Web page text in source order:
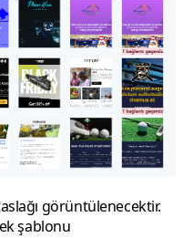
görüntülenecektir.
şablonu